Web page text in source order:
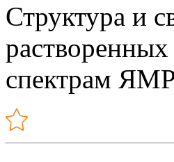
Структура и
спектрам